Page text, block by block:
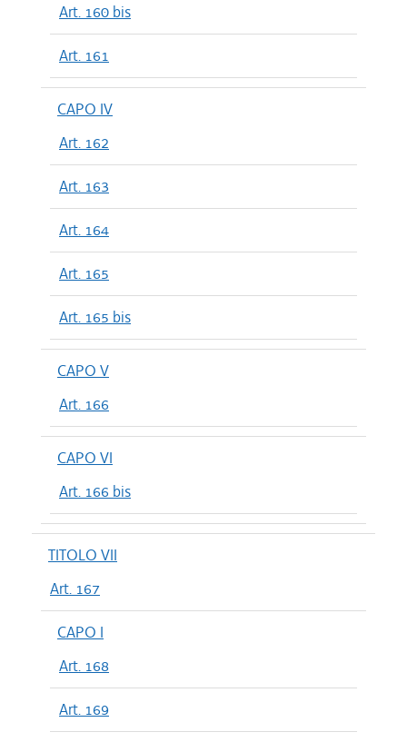
Art. 160 bis
Art. 161
CAPO IV
Art. 162
Art. 163
Art. 164
Art. 165
Art. 165 bis
CAPO V
Art. 166
CAPO VI
Art. 166 bis
TITOLO VII
Art. 167
CAPO I
Art. 168
Art. 169